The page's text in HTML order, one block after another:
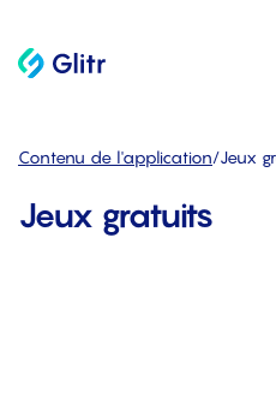
Contenu de l'application/Jeux
Jeux gratuits